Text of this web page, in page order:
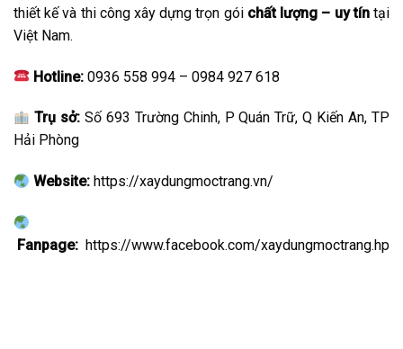
thiết kế và thi công xây dựng trọn góichất lượng – uy tíntại
Việt Nam.
Hotline: 0936 558 994 – 0984 927 618
Trụ sở: Số 693 Trường Chinh, P Quán Trữ, Q Kiến An, TP
Hải Phòng
Website: https://xaydungmoctrang.vn/
Fanpage: https://www.facebook.com/xaydungmoctrang.hp